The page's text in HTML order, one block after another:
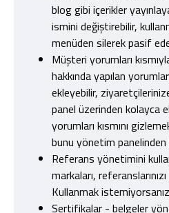
blog gibi içerikler
ismini değiştirebilir,
menüden silerek pasif
Müşteri yorumları
hakkında yapılan
ekleyebilir,
panel üzerinden kolayca
yorumları kısmını
bunu yönetim
Referans yönetimini
markaları,
Kullanmak
Sertifikalar - belgeler